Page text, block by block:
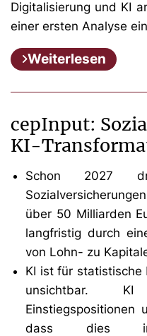
Digitalisierung und KI
einer ersten Analyse
Weiterlesen
cepInput:
KI-
Schon 2027
über 50 Milliarden
langfristig durch
von Lohn- zu
KI ist für statistische
unsichtbar.
Einstiegspositionen
dass dies